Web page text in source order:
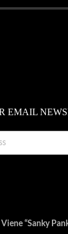
EMAIL
Viene “Sanky